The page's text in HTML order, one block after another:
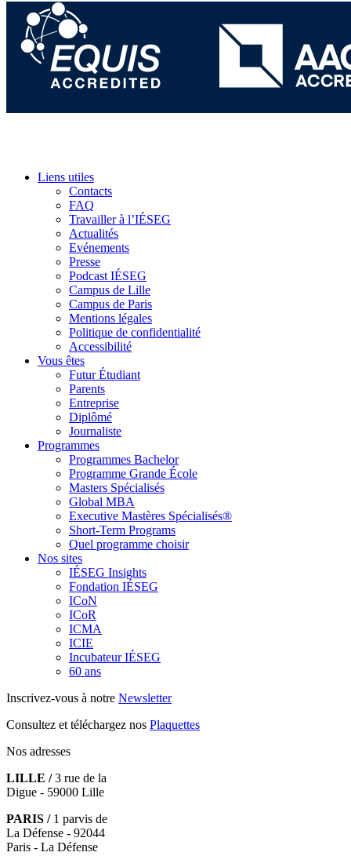
Liens utiles
Contacts
FAQ
Travailler à l’IÉSEG
Actualités
Evénements
Presse
Podcast IÉSEG
Campus de Lille
Campus de Paris
Mentions légales
Politique de confidentialité
Accessibilité
Vous êtes
Futur Étudiant
Parents
Entreprise
Diplômé
Journaliste
Programmes
Programmes Bachelor
Programme Grande École
Masters Spécialisés
Global MBA
Executive Mastères Spécialisés®
Short-Term Programs
Quel programme choisir
Nos sites
IÉSEG Insights
Fondation IÉSEG
ICoN
ICoR
ICMA
ICIE
Incubateur IÉSEG
60 ans
Inscrivez-vous à notre Newsletter
Consultez et téléchargez nos Plaquettes
Nos adresses
LILLE /3 rue de la
Digue - 59000 Lille
PARIS /1 parvis de
La Défense - 92044
Paris - La Défense